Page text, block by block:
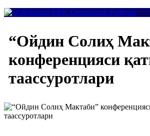
“Ойдин Солиҳ
конференцияси
таассуротлари